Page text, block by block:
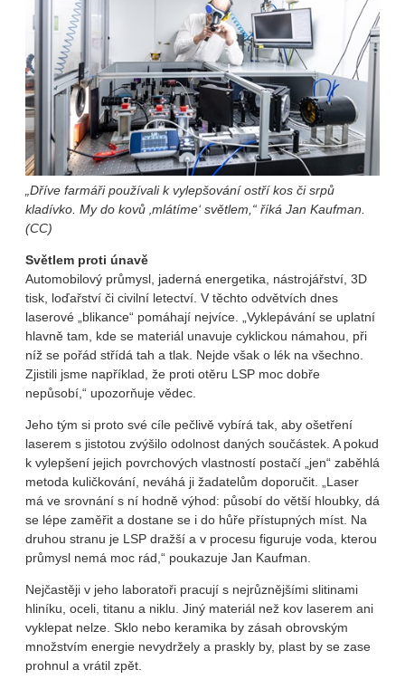
„Dříve farmáři používali k vylepšování ostří kos či srpů
kladívko. My do kovů ‚mlátíme‘ světlem,“ říká Jan Kaufman.
(CC)
Světlem proti únavě
Automobilový průmysl, jaderná energetika, nástrojářství, 3D
tisk, loďařství či civilní letectví. V těchto odvětvích dnes
laserové „blikance“ pomáhají nejvíce. „Vyklepávání se uplatní
hlavně tam, kde se materiál unavuje cyklickou námahou, při
níž se pořád střídá tah a tlak. Nejde však o lék na všechno.
Zjistili jsme například, že proti otěru LSP moc dobře
nepůsobí,“ upozorňuje vědec.
Jeho tým si proto své cíle pečlivě vybírá tak, aby ošetření
laserem s jistotou zvýšilo odolnost daných součástek. A pokud
k vylepšení jejich povrchových vlastností postačí „jen“ zaběhlá
metoda kuličkování, neváhá ji žadatelům doporučit. „Laser
má ve srovnání s ní hodně výhod: působí do větší hloubky, dá
se lépe zaměřit a dostane se i do hůře přístupných míst. Na
druhou stranu je LSP dražší a v procesu figuruje voda, kterou
průmysl nemá moc rád,“ poukazuje Jan Kaufman.
Nejčastěji v jeho laboratoři pracují s nejrůznějšími slitinami
hliníku, oceli, titanu a niklu. Jiný materiál než kov laserem ani
vyklepat nelze. Sklo nebo keramika by zásah obrovským
množstvím energie nevydržely a praskly by, plast by se zase
prohnul a vrátil zpět.